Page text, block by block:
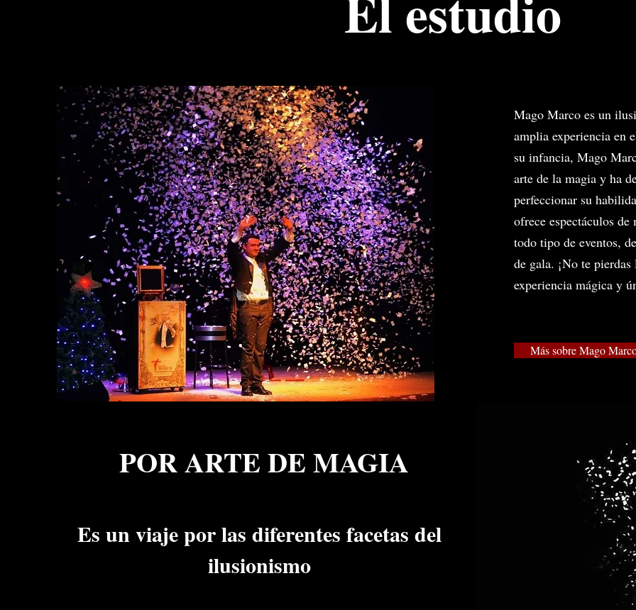
Mago Marco es un
amplia experiencia en
su infancia, Mago
arte de la magia y ha
perfeccionar su
ofrece espectáculos
todo tipo de eventos,
de gala. ¡No te
experiencia mágica y
Más sobre Mago
POR ARTE DE MAGIA
Es un viaje por las diferentes facetas del
ilusionismo